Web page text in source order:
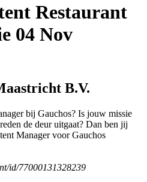
Restaurant
04 Nov
B.V.
bij Gauchos? Is jouw missie
de deur uitgaat? Dan ben jij
Manager voor Gauchos